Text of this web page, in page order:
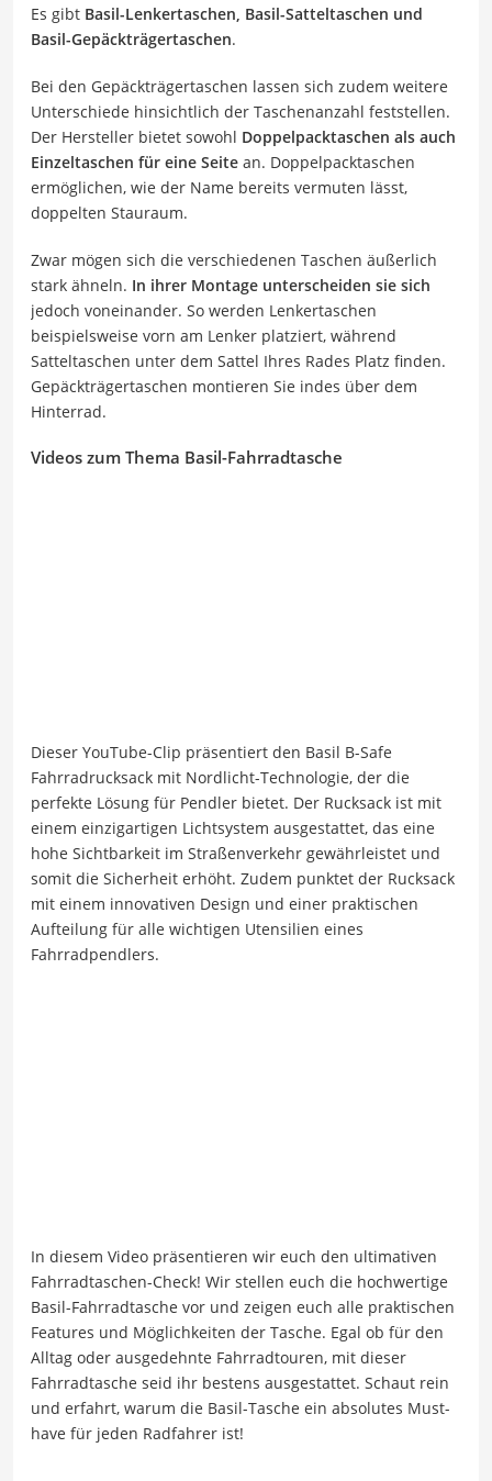
Es gibt Basil-Lenkertaschen, Basil-Satteltaschen und
Basil-Gepäckträgertaschen.
Bei den Gepäckträgertaschen lassen sich zudem weitere
Unterschiede hinsichtlich der Taschenanzahl feststellen.
Der Hersteller bietet sowohl Doppelpacktaschen als auch
Einzeltaschen für eine Seite an. Doppelpacktaschen
ermöglichen, wie der Name bereits vermuten lässt,
doppelten Stauraum.
Zwar mögen sich die verschiedenen Taschen äußerlich
stark ähneln. In ihrer Montage unterscheiden sie sich
jedoch voneinander. So werden Lenkertaschen
beispielsweise vorn am Lenker platziert, während
Satteltaschen unter dem Sattel Ihres Rades Platz finden.
Gepäckträgertaschen montieren Sie indes über dem
Hinterrad.
Videos zum Thema Basil-Fahrradtasche
Dieser YouTube-Clip präsentiert den Basil B-Safe
Fahrradrucksack mit Nordlicht-Technologie, der die
perfekte Lösung für Pendler bietet. Der Rucksack ist mit
einem einzigartigen Lichtsystem ausgestattet, das eine
hohe Sichtbarkeit im Straßenverkehr gewährleistet und
somit die Sicherheit erhöht. Zudem punktet der Rucksack
mit einem innovativen Design und einer praktischen
Aufteilung für alle wichtigen Utensilien eines
Fahrradpendlers.
In diesem Video präsentieren wir euch den ultimativen
Fahrradtaschen-Check! Wir stellen euch die hochwertige
Basil-Fahrradtasche vor und zeigen euch alle praktischen
Features und Möglichkeiten der Tasche. Egal ob für den
Alltag oder ausgedehnte Fahrradtouren, mit dieser
Fahrradtasche seid ihr bestens ausgestattet. Schaut rein
und erfahrt, warum die Basil-Tasche ein absolutes Must-
have für jeden Radfahrer ist!